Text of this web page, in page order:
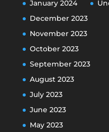
January 2024
December 2023
November 2023
October 2023
September 2023
August 2023
July 2023
June 2023
May 2023